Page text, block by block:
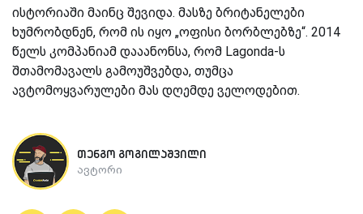
ისტორიაში მაინც შევიდა. მასზე ბრიტანელები
ხუმრობდნენ, რომ ის იყო „ოფისი ბორბლებზე“. 2014
წელს კომპანიამ დააანონსა, რომ Lagonda-ს
შთამომავალს გამოუშვებდა, თუმცა
ავტომოყვარულები მას დღემდე ველოდებით.
თენგო გოგილაშვილი
ავტორი